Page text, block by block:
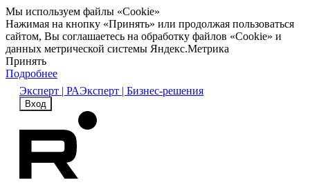
Мы используем файлы «Cookie»
Нажимая на кнопку «Принять» или продолжая пользоваться
сайтом, Вы соглашаетесь на обработку файлов «Cookie» и
данных метрической системы Яндекс.Метрика
Принять
Подробнее
Эксперт | РАЭксперт | Бизнес-решения
Вход